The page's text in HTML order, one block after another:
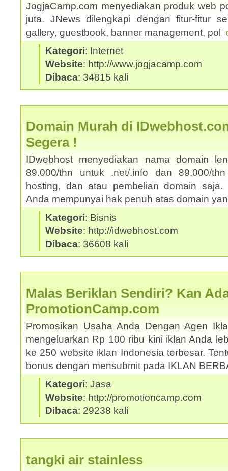
JogjaCamp.com menyediakan produk web
juta. JNews dilengkapi dengan fitur-fitur
gallery, guestbook, banner management, pol
Kategori: Internet
Website: http://www.jogjacamp.com
Dibaca: 34815 kali
Domain Murah di
Segera !
IDwebhost menyediakan nama domain
89.000/thn untuk .net/.info dan 89.000/
hosting, dan atau pembelian domain saja.
Anda mempunyai hak penuh atas domain
Kategori: Bisnis
Website: http://idwebhost.com
Dibaca: 36608 kali
Malas Beriklan Sendiri? Kan
PromotionCamp.com
Promosikan Usaha Anda Dengan Agen
mengeluarkan Rp 100 ribu kini iklan Anda
ke 250 website iklan Indonesia terbesar.
bonus dengan mensubmit pada IKLAN
Kategori: Jasa
Website: http://promotioncamp.com
Dibaca: 29238 kali
tangki air stainless